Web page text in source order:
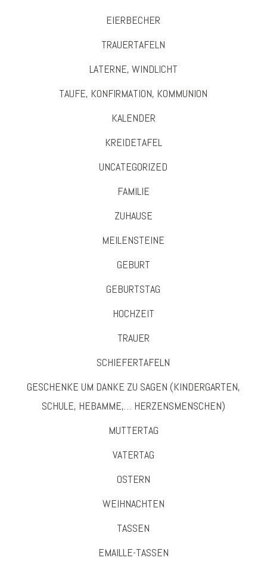
EIERBECHER
TRAUERTAFELN
LATERNE, WINDLICHT
TAUFE, KONFIRMATION, KOMMUNION
KALENDER
KREIDETAFEL
UNCATEGORIZED
FAMILIE
ZUHAUSE
MEILENSTEINE
GEBURT
GEBURTSTAG
HOCHZEIT
TRAUER
SCHIEFERTAFELN
GESCHENKE UM DANKE ZU SAGEN (KINDERGARTEN,
SCHULE, HEBAMME,… HERZENSMENSCHEN)
MUTTERTAG
VATERTAG
OSTERN
WEIHNACHTEN
TASSEN
EMAILLE-TASSEN